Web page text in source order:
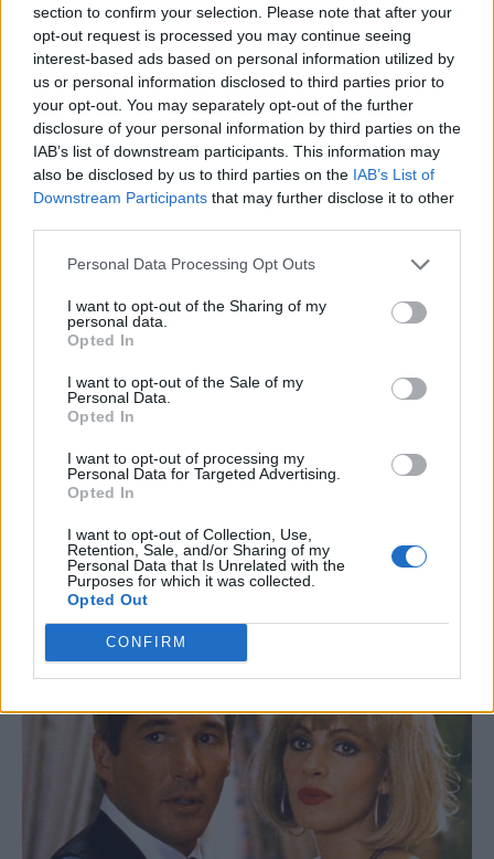
section to confirm your selection. Please note that after your
opt-out request is processed you may continue seeing
interest-based ads based on personal information utilized by
us or personal information disclosed to third parties prior to
your opt-out. You may separately opt-out of the further
disclosure of your personal information by third parties on the
IAB’s list of downstream participants. This information may
also be disclosed by us to third parties on the IAB’s List of
Downstream Participants that may further disclose it to other
Personal Data Processing Opt Outs
I want to opt-out of the Sharing of my
personal data.
Opted In
I want to opt-out of the Sale of my
Personal Data.
Opted In
I want to opt-out of processing my
Personal Data for Targeted Advertising.
Opted In
I want to opt-out of Collection, Use,
Retention, Sale, and/or Sharing of my
Personal Data that Is Unrelated with the
Purposes for which it was collected.
Opted Out
CONFIRM